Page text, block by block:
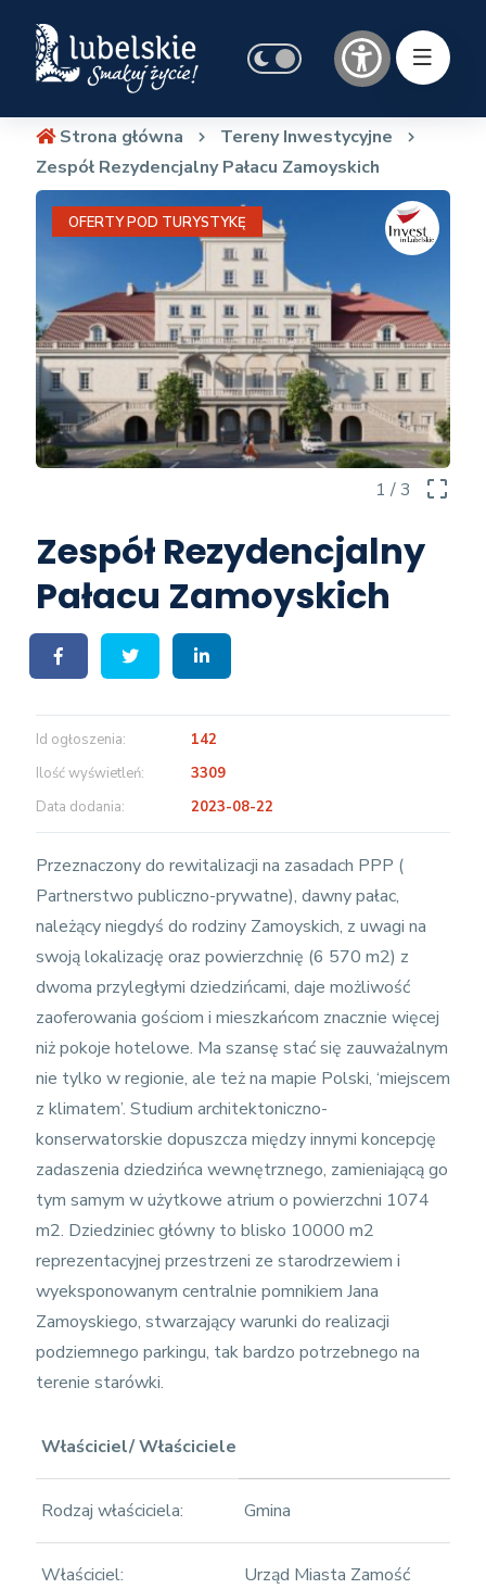
Strona główna
Tereny Inwestycyjne
Zespół Rezydencjalny Pałacu Zamoyskich
OFERTY POD TURYSTYKĘ
crop_free
1 / 3
Zespół Rezydencjalny
Pałacu Zamoyskich
Id ogłoszenia
142
Ilość wyświetleń
3309
Data dodania
2023-08-22
Przeznaczony do rewitalizacji na zasadach PPP (
Partnerstwo publiczno-prywatne), dawny pałac,
należący niegdyś do rodziny Zamoyskich, z uwagi na
swoją lokalizację oraz powierzchnię (6 570 m2) z
dwoma przyległymi dziedzińcami, daje możliwość
zaoferowania gościom i mieszkańcom znacznie więcej
niż pokoje hotelowe. Ma szansę stać się zauważalnym
nie tylko w regionie, ale też na mapie Polski, ‘miejscem
z klimatem’. Studium architektoniczno-
konserwatorskie dopuszcza między innymi koncepcję
zadaszenia dziedzińca wewnętrznego, zamieniającą go
tym samym w użytkowe atrium o powierzchni 1074
m2. Dziedziniec główny to blisko 10000 m2
reprezentacyjnej przestrzeni ze starodrzewiem i
wyeksponowanym centralnie pomnikiem Jana
Zamoyskiego, stwarzający warunki do realizacji
podziemnego parkingu, tak bardzo potrzebnego na
terenie starówki.
Właściciel/ Właściciele
Rodzaj właściciela: Gmina
Właściciel: Urząd Miasta Zamość